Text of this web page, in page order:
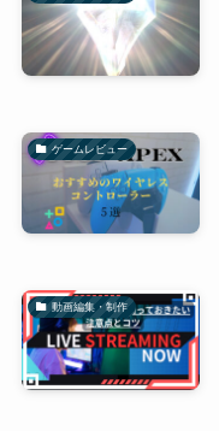
ゲームレビュー
動画編集・制作